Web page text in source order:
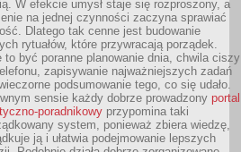
W efekcie umysł staje się rozproszony, a
na jednej czynności zaczyna sprawiać
Dlatego tak cenne jest budowanie
rytuałów, które przywracają porządek.
to być poranne planowanie dnia, chwila ciszy
zapisywanie najważniejszych zadań
podsumowanie tego, co się udało.
sensie każdy dobrze prowadzony portal
poradnikowy przypomina taki
system, ponieważ zbiera wiedzę,
ją i ułatwia podejmowanie lepszych